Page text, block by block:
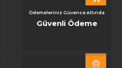
Ödemeleriniz Güvence Altında
Güvenli Ödeme